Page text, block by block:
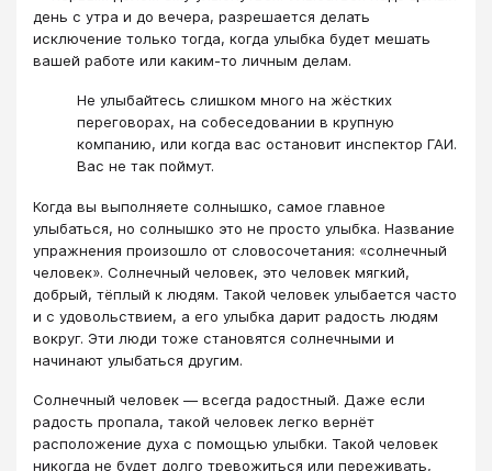
день с утра и до вечера, разрешается делать
исключение только тогда, когда улыбка будет мешать
вашей работе или каким-то личным делам.
Не улыбайтесь слишком много на жёстких
переговорах, на собеседовании в крупную
компанию, или когда вас остановит инспектор ГАИ.
Вас не так поймут.
Когда вы выполняете солнышко, самое главное
улыбаться, но солнышко это не просто улыбка. Название
упражнения произошло от словосочетания: «солнечный
человек». Солнечный человек, это человек мягкий,
добрый, тёплый к людям. Такой человек улыбается часто
и с удовольствием, а его улыбка дарит радость людям
вокруг. Эти люди тоже становятся солнечными и
начинают улыбаться другим.
Солнечный человек — всегда радостный. Даже если
радость пропала, такой человек легко вернёт
расположение духа с помощью улыбки. Такой человек
никогда не будет долго тревожиться или переживать,